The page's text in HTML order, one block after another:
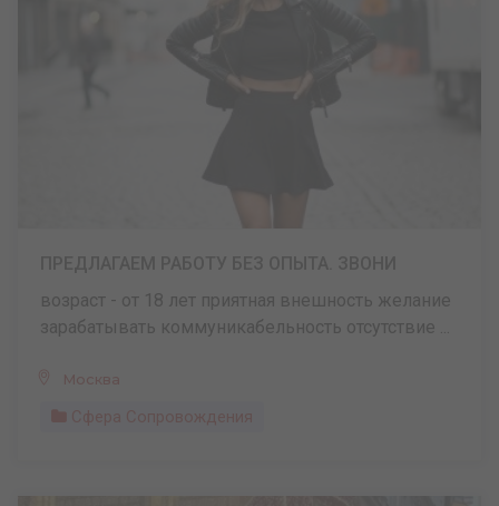
возраст - от 18 лет приятная внешность желание
зарабатывать коммуникабельность отсутствие ...
Москва
Сфера Сопровождения